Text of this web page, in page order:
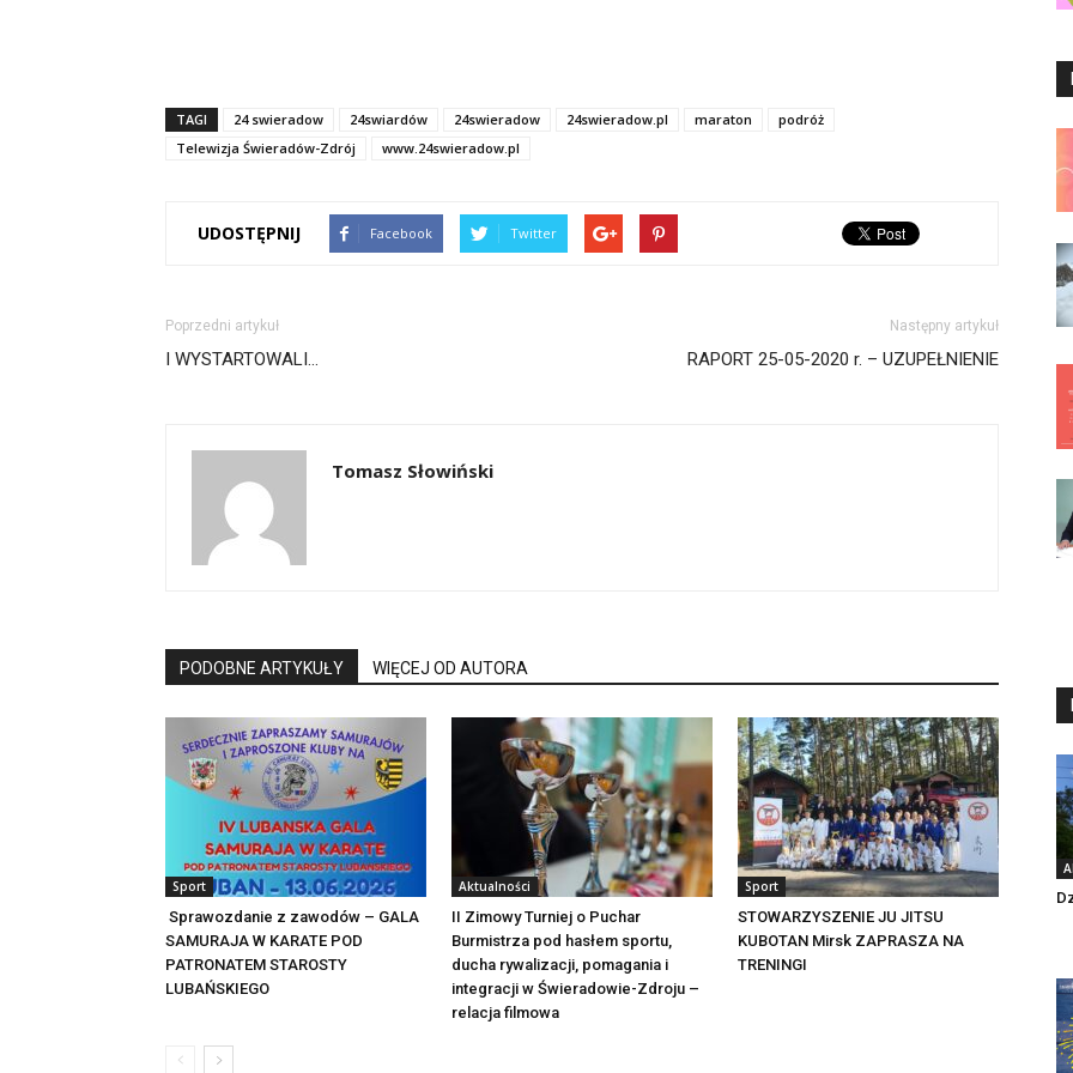
TAGI 24 swieradow 24swiardów 24swieradow 24swieradow.pl maraton
podróż
Telewizja Świeradów-Zdrój
www.24swieradow.pl
UDOSTĘPNIJ Facebook Twitter
Poprzedni artykuł
I WYSTARTOWALI…
Następny artykuł
RAPORT 25-05-2020 r. – UZUPEŁNIENIE
Tomasz Słowiński
PODOBNE ARTYKUŁY WIĘCEJ OD AUTORA
Sport
Sprawozdanie z zawodów – GALA
SAMURAJA W KARATE POD
PATRONATEM STAROSTY
LUBAŃSKIEGO
Aktualności
II Zimowy Turniej o Puchar
Burmistrza pod hasłem sportu,
ducha rywalizacji, pomagania i
integracji w Świeradowie-Zdroju –
relacja filmowa
Sport
STOWARZYSZENIE JU JITSU
KUBOTAN Mirsk ZAPRASZA NA
TRENINGI